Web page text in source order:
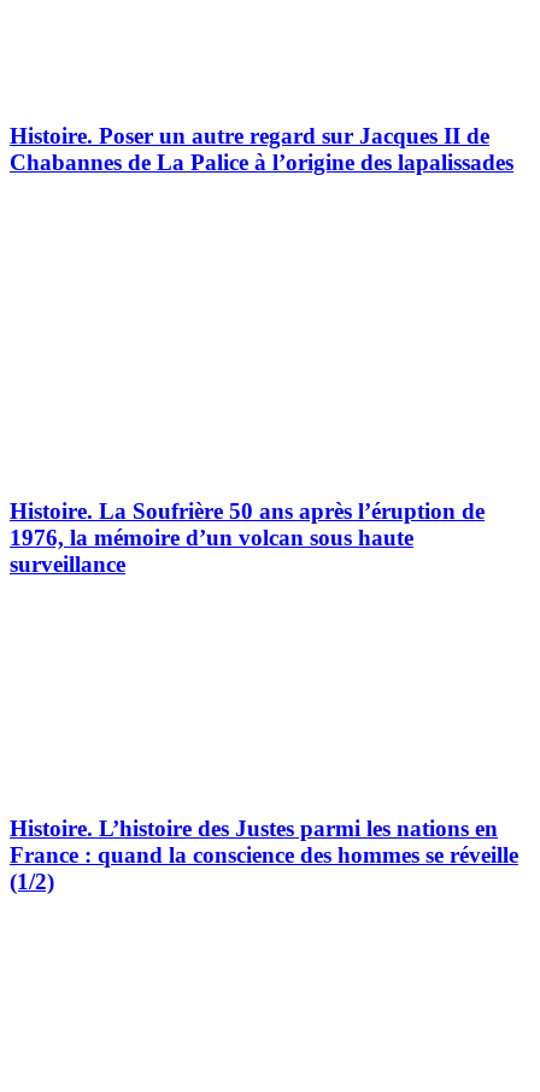
Histoire. Poser un autre regard sur Jacques II de
Chabannes de La Palice à l’origine des lapalissades
Histoire. La Soufrière 50 ans après l’éruption de
1976, la mémoire d’un volcan sous haute
surveillance
Histoire. L’histoire des Justes parmi les nations en
France : quand la conscience des hommes se réveille
(1/2)